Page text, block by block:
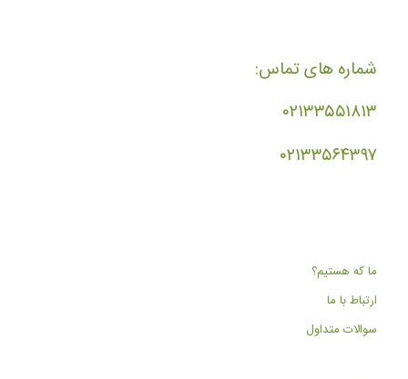
شماره های تماس:
۰۲۱۳۳۵۵۱۸۱۳
۰۲۱۳۳۵۶۴۳۹۷
ما که هستیم؟
ارتباط با ما
سوالات متداول